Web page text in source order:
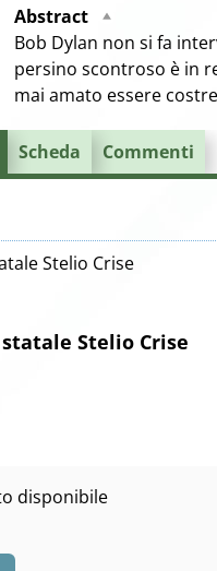
Abstract
Bob Dylan non si fa
persino scontroso è in
mai amato essere
Scheda Commenti
Stelio Crise
Stelio Crise
disponibile